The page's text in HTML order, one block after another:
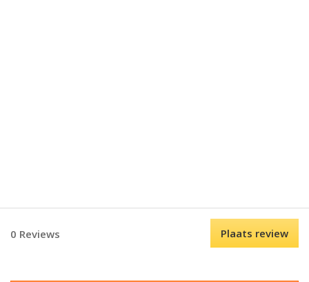
0 Reviews Plaats review